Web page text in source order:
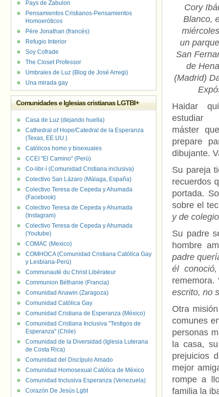
Cory
Blanco,
un
San
de
(Madrid)
Haidar
estudiar
máster
prepare
dibujante.
Su pareja
recuerdos
portada.
sobre el
y de
Su padre
hombre
padre
él
rememora.
escrito, no
Otra
comunes
personas
la casa,
prejuicios
mejor
rompe a
familia la
Pays de Zabulon
Pensamientos Cristianos-Pensamientos
Homoeróticos
Père Jonathan (francés)
Refugio Interior
Soy Cofrade
The Closet Professor
Umbrales de Luz (Blog de José Arregi)
Una mirada gay
Comunidades e Iglesias cristianas LGTBI+
Casa de Luz (dejando huella)
Cathedral of Hope/Catedral de la Esperanza
(Texas, EE.UU.)
Católicos homo y bisexuales
CCEI "El Camino" (Perú)
Co-libr-í (Comunidad Cristiana inclusiva)
Colectivo San Lázaro (Málaga, España)
Colectivo Teresa de Cepeda y Ahumada
(Facebook)
Colectivo Teresa de Cepeda y Ahumada
(Instagram)
Colectivo Teresa de Cepeda y Ahumada
(Youtube)
COMAC (Mexico)
COMHOCA (Comunidad Cristiana Católica Gay
y Lesbiana-Perú)
Communauté du Christ Libérateur
Communion Béthanie (Francia)
Comunidad Anawin (Zaragoza)
Comunidad Católica Gay
Comunidad Cristiana de Esperanza (México)
Comunidad Cristiana Inclusiva "Testigos de
Esperanza" (Chile)
Comunidad de la Diversidad (Iglesia Luterana
de Costa Rica)
Comunidad del Discípulo Amado
Comunidad Homosexual Católica de México
Comunidad Inclusiva Esperanza (Venezuela)
Corazón De Jesús Lgbt